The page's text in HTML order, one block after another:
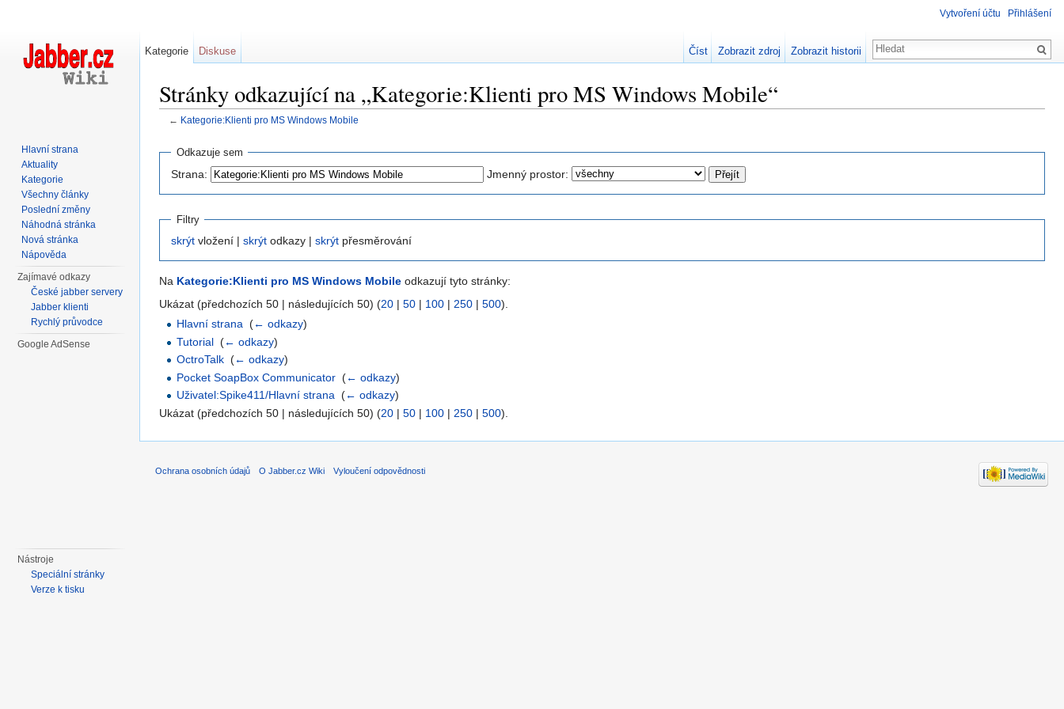
Stránky odkazující na „Kategorie:Klienti pro MS Windows Mobile“
← Kategorie:Klienti pro MS Windows Mobile
Odkazuje sem
Strana: Jmenný prostor:
Filtry
skrýt vložení | skrýt odkazy | skrýt přesměrování
Na Kategorie:Klienti pro MS Windows Mobile odkazují tyto stránky:
Ukázat (předchozích 50 | následujících 50) (20 | 50 | 100 | 250 | 500).
Hlavní strana (← odkazy)
Tutorial (← odkazy)
OctroTalk (← odkazy)
Pocket SoapBox Communicator (← odkazy)
Uživatel:Spike411/Hlavní strana
(← odkazy)
Ukázat (předchozích 50 | následujících 50) (20 | 50 | 100 | 250 | 500).
Vytvoření účtu Přihlášení
Kategorie Diskuse Číst Zobrazit zdroj Zobrazit historii
Hlavní strana
Aktuality
Kategorie
Všechny články
Poslední změny
Náhodná stránka
Nová stránka
Nápověda
Zajímavé odkazy
České jabber servery
Jabber klienti
Rychlý průvodce
Google AdSense
Nástroje
Speciální stránky
Verze k tisku
Ochrana osobních údajů O Jabber.cz Wiki Vyloučení odpovědnosti